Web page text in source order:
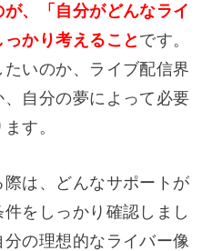
、「自分がどんなライ
かり考えること です。
いのか、ライブ配信界
自分の夢によって必要
す。
は、どんなサポートが
をしっかり確認しまし
の理想的なライバー像